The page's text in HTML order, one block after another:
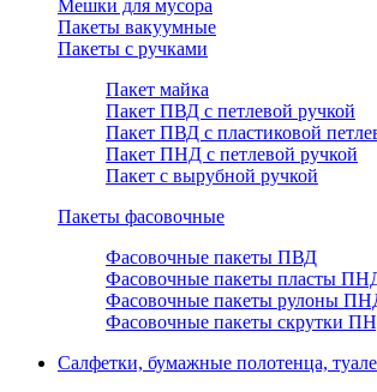
Мешки для мусора
Пакеты вакуумные
Пакеты с ручками
Пакет майка
Пакет ПВД с петлевой ручкой
Пакет ПВД с пластиковой
Пакет ПНД с петлевой ручкой
Пакет с вырубной ручкой
Пакеты фасовочные
Фасовочные пакеты ПВД
Фасовочные пакеты пласты
Фасовочные пакеты рулоны
Фасовочные пакеты скрутки
Салфетки, бумажные полотенца,